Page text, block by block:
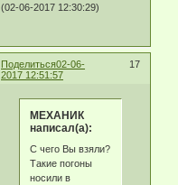
(02-06-2017 12:30:29)
Поделиться 17
02-06-
2017 12:51:57
МЕХАНИК
написал(а):
С чего Вы взяли?
Такие погоны
носили в